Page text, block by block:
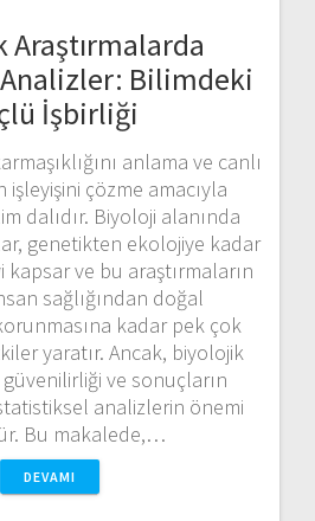
Bilimdeki
İşbirliği
anlama ve canlı
işleyişini çözme amacıyla
dalıdır. Biyoloji alanında
genetikten ekolojiye kadar
kapsar ve bu araştırmaların
sağlığından doğal
kadar pek çok
yaratır. Ancak, biyolojik
güvenilirliği ve sonuçların
analizlerin önemi
Bu makalede,…
DEVAMI